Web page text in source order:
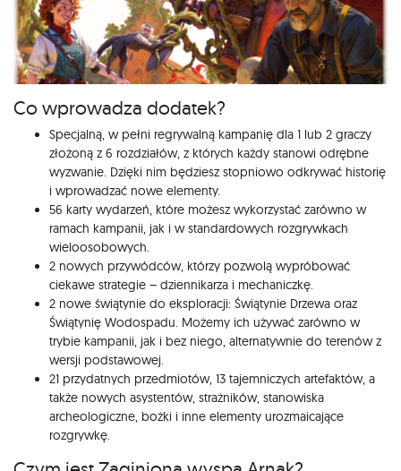
Co wprowadza dodatek?
Specjalną, w pełni regrywalną kampanię dla 1 lub 2 graczy
złożoną z 6 rozdziałów, z których każdy stanowi odrębne
wyzwanie. Dzięki nim będziesz stopniowo odkrywać historię
i wprowadzać nowe elementy.
56 karty wydarzeń, które możesz wykorzystać zarówno w
ramach kampanii, jak i w standardowych rozgrywkach
wieloosobowych.
2 nowych przywódców, którzy pozwolą wypróbować
ciekawe strategie – dziennikarza i mechaniczkę.
2 nowe świątynie do eksploracji: Świątynie Drzewa oraz
Świątynię Wodospadu. Możemy ich używać zarówno w
trybie kampanii, jak i bez niego, alternatywnie do terenów z
wersji podstawowej.
21 przydatnych przedmiotów, 13 tajemniczych artefaktów, a
także nowych asystentów, strażników, stanowiska
archeologiczne, bożki i inne elementy urozmaicające
rozgrywkę.